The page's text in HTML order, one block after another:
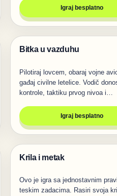
Igraj besplatno
Pucanje
Bitka u vazduhu
Pilotiraj lovcem, obaraj vojne
gađaj civilne letelice. Vodič
kontrole, taktiku prvog nivoa i…
Igraj besplatno
Igre
Krila i metak
Ovo je igra sa jednostavnim
teskim zadacima. Rasiri svoja